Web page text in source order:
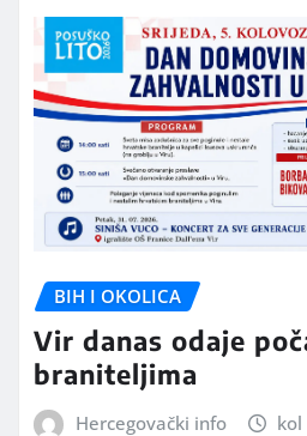
BIH I OKOLICA
Vir danas odaje
braniteljima
Hercegovački info kol